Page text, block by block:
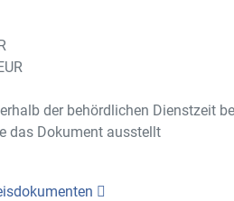
der behördlichen Dienstzeit
das Dokument ausstellt